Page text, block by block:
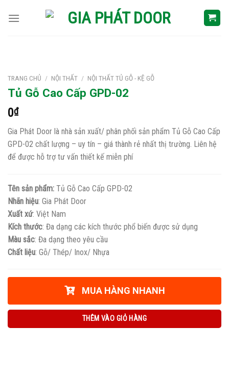
TRANG CHỦ / NỘI THẤT / NỘI THẤT TỦ GỖ - KỆ GỖ
Tủ Gỗ Cao Cấp GPD-02
0₫
Gia Phát Door là nhà sản xuất/ phân phối sản phẩm Tủ Gỗ Cao Cấp
GPD-02 chất lượng – uy tín – giá thành rẻ nhất thị trường. Liên hệ
để được hỗ trợ tư vấn thiết kế miễn phí
Tên sản phẩm: Tủ Gỗ Cao Cấp GPD-02
Nhãn hiệu: Gia Phát Door
Xuất xứ: Việt Nam
Kích thước: Đa dạng các kích thước phổ biến được sử dụng
Màu sắc: Đa dạng theo yêu cầu
Chất liệu: Gỗ/ Thép/ Inox/ Nhựa
MUA HÀNG NHANH
THÊM VÀO GIỎ HÀNG